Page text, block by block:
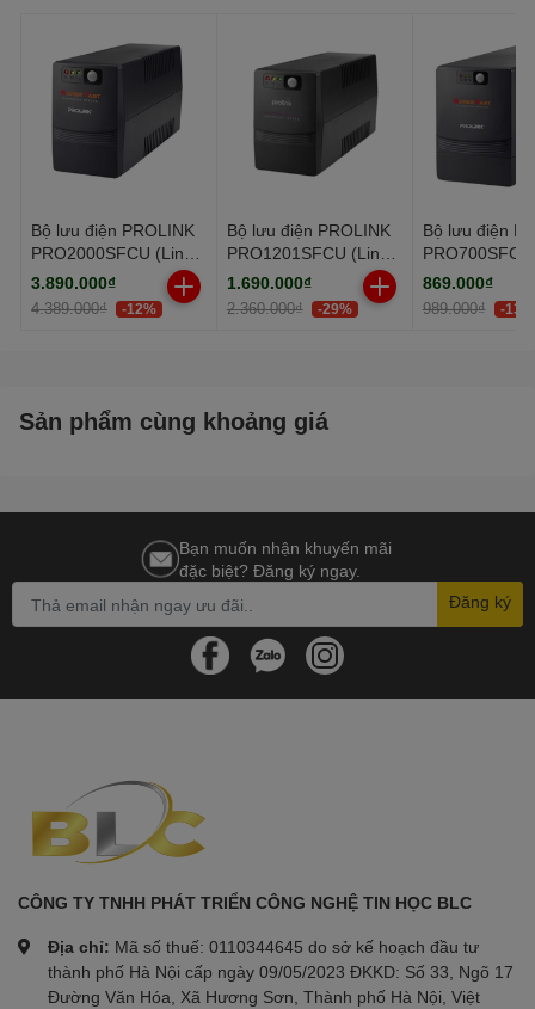
tiếp RJ45, 4 Backup outlets
Tần số nguồn vào: Tần số
50/60 Hz (Tự động điều
Bộ lưu điện PROLINK
PRO2000SFCU (Line
Interactive/
2000VA/1200W)
3.890.000₫
4.389.000₫ -12%
Bộ lưu điện PROLINK
PRO1201SFCU (Line
Interactive/
1200VA/600W)
1.690.000₫
2.360.000₫ -29%
Bộ lưu điện
PRO700SFC
Interactive/
650VA/360W)
869.000₫
989.000₫ -13%
Sản phẩm cùng khoảng giá
Bạn muốn nhận khuyến mãi
đặc biệt? Đăng ký ngay.
Đăng ký
CÔNG TY TNHH PHÁT TRIỂN CÔNG NGHỆ TIN HỌC BLC
Địa chỉ: Mã số thuế: 0110344645 do sở kế hoạch đầu tư
thành phố Hà Nội cấp ngày 09/05/2023 ĐKKD: Số 33, Ngõ 17
Đường Văn Hóa, Xã Hương Sơn, Thành phố Hà Nội, Việt